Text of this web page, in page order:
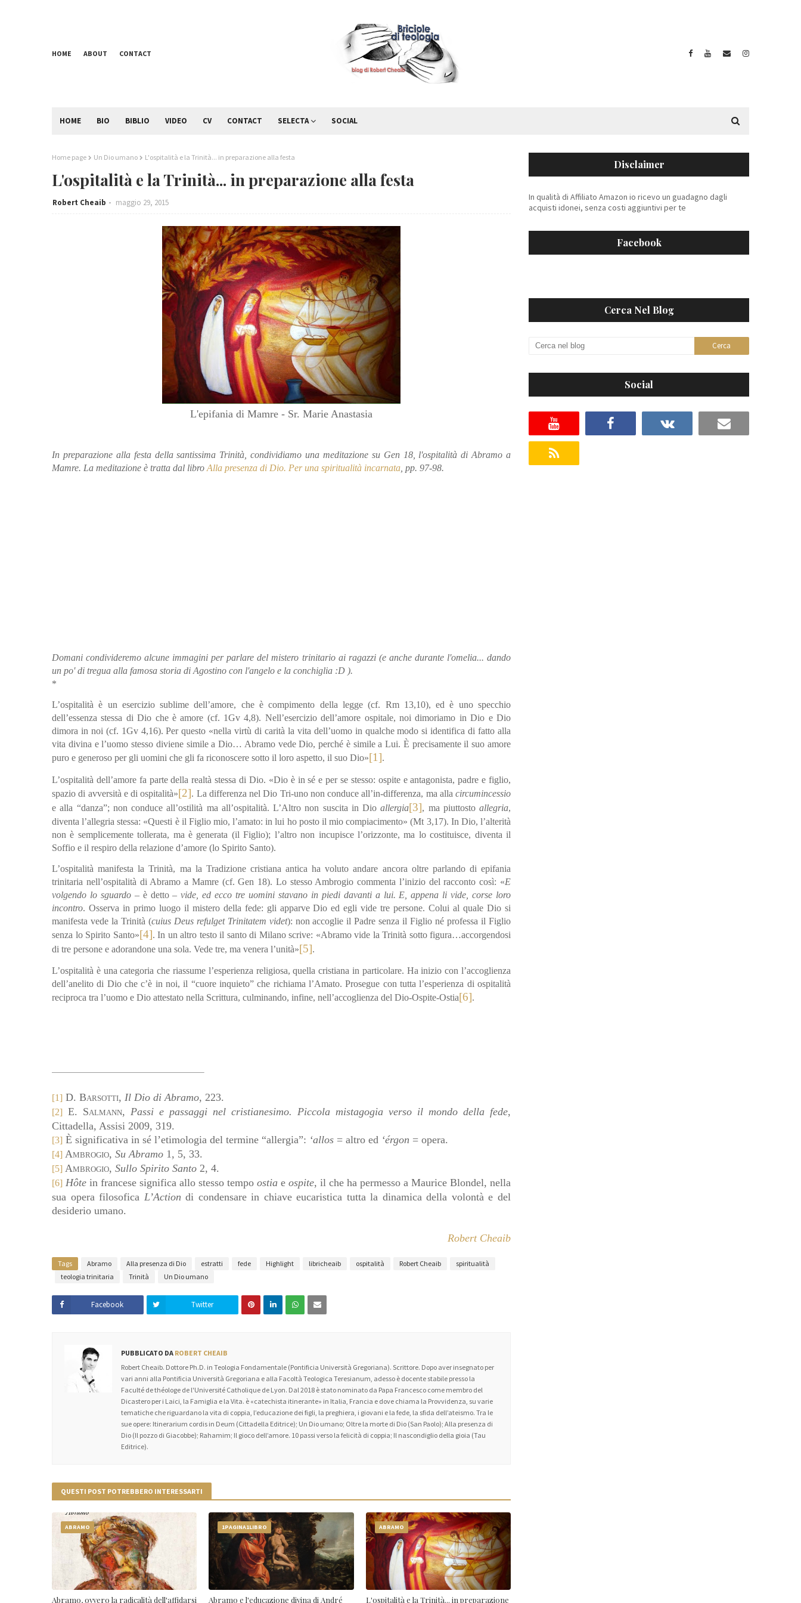
HOME ABOUT CONTACT
HOME BIO BIBLIO VIDEO CV CONTACT SELECTA SOCIAL
Home page Un Dio umano L'ospitalità e la Trinità... in preparazione alla festa
L'ospitalità e la Trinità... in preparazione alla festa
Robert Cheaib maggio 29, 2015
L'epifania di Mamre - Sr. Marie Anastasia
In preparazione alla festa della santissima Trinità, condividiamo una meditazione su Gen 18, l'ospitalità di Abramo a
Mamre. La meditazione è tratta dal libro Alla presenza di Dio. Per una spiritualità incarnata , pp. 97-98.
Domani condivideremo alcune immagini per parlare del mistero trinitario ai ragazzi (e anche durante l'omelia... dando
un po' di tregua alla famosa storia di Agostino con l'angelo e la conchiglia :D ).
*
L’ospitalità è un esercizio sublime dell’amore, che è compimento della legge (cf. Rm 13,10), ed è uno specchio
dell’essenza stessa di Dio che è amore (cf. 1Gv 4,8). Nell’esercizio dell’amore ospitale, noi dimoriamo in Dio e Dio
dimora in noi (cf. 1Gv 4,16). Per questo «nella virtù di carità la vita dell’uomo in qualche modo si identifica di fatto alla
vita divina e l’uomo stesso diviene simile a Dio… Abramo vede Dio, perché è simile a Lui. È precisamente il suo amore
puro e generoso per gli uomini che gli fa riconoscere sotto il loro aspetto, il suo Dio»[1].
L’ospitalità dell’amore fa parte della realtà stessa di Dio. «Dio è in sé e per se stesso: ospite e antagonista, padre e figlio,
spazio di avversità e di ospitalità»[2]. La differenza nel Dio Tri-uno non conduce all’in-differenza, ma alla circumincessio
e alla “danza”; non conduce all’ostilità ma all’ospitalità. L’Altro non suscita in Dioallergia[3], ma piuttosto allegria,
diventa l’allegria stessa: «Questi è il Figlio mio, l’amato: in lui ho posto il mio compiacimento» (Mt 3,17). In Dio, l’alterità
non è semplicemente tollerata, ma è generata (il Figlio); l’altro non incupisce l’orizzonte, ma lo costituisce, diventa il
Soffio e il respiro della relazione d’amore (lo Spirito Santo).
L’ospitalità manifesta la Trinità, ma la Tradizione cristiana antica ha voluto andare ancora oltre parlando di epifania
trinitaria nell’ospitalità di Abramo a Mamre (cf. Gen 18). Lo stesso Ambrogio commenta l’inizio del racconto così: «E
volgendo lo sguardo – è detto – vide, ed ecco tre uomini stavano in piedi davanti a lui. E, appena li vide, corse loro
incontro. Osserva in primo luogo il mistero della fede: gli apparve Dio ed egli vide tre persone. Colui al quale Dio si
manifesta vede la Trinità (cuius Deus refulget Trinitatem videt): non accoglie il Padre senza il Figlio né professa il Figlio
senza lo Spirito Santo»[4]. In un altro testo il santo di Milano scrive: «Abramo vide la Trinità sotto figura…accorgendosi
di tre persone e adorandone una sola. Vede tre, ma venera l’unità»[5].
L’ospitalità è una categoria che riassume l’esperienza religiosa, quella cristiana in particolare. Ha inizio con l’accoglienza
dell’anelito di Dio che c’è in noi, il “cuore inquieto” che richiama l’Amato. Prosegue con tutta l’esperienza di ospitalità
reciproca tra l’uomo e Dio attestato nella Scrittura, culminando, infine, nell’accoglienza del Dio-Ospite-Ostia[6].
[1] D. Barsotti, Il Dio di Abramo, 223.
[2] E. Salmann, Passi e passaggi nel cristianesimo. Piccola mistagogia verso il mondo della fede,
Cittadella, Assisi 2009, 319.
[3] È significativa in sé l’etimologia del termine “allergia”: ‘allos = altro ed ‘érgon = opera.
[4] Ambrogio, Su Abramo 1, 5, 33.
[5] Ambrogio, Sullo Spirito Santo 2, 4.
[6] Hôte in francese significa allo stesso tempo ostia e ospite, il che ha permesso a Maurice Blondel, nella
sua opera filosofica L’Action di condensare in chiave eucaristica tutta la dinamica della volontà e del
desiderio umano.
Robert Cheaib
Tags Abramo Alla presenza di Dio estratti fede Highlight libricheaib ospitalità Robert Cheaib
spiritualità
teologia trinitaria
Trinità Un Dio umano
Facebook Twitter
PUBBLICATO DA ROBERT CHEAIB
Robert Cheaib. Dottore Ph.D. in Teologia Fondamentale (Pontificia Università Gregoriana). Scrittore. Dopo aver insegnato per
vari anni alla Pontificia Università Gregoriana e alla Facoltà Teologica Teresianum, adesso è docente stabile presso la
Faculté de théologe de l'Université Catholique de Lyon. Dal 2018 è stato nominato da Papa Francesco come membro del
Dicastero per i Laici, la Famiglia e la Vita. è «catechista itinerante» in Italia, Francia e dove chiama la Provvidenza, su varie
tematiche che riguardano la vita di coppia, l’educazione dei figli, la preghiera, i giovani e la fede, la sfida dell’ateismo. Tra le
sue opere: Itinerarium cordis in Deum (Cittadella Editrice); Un Dio umano; Oltre la morte di Dio (San Paolo); Alla presenza di
Dio (Il pozzo di Giacobbe); Rahamim; Il gioco dell’amore. 10 passi verso la felicità di coppia; Il nascondiglio della gioia (Tau
Editrice).
QUESTI POST POTREBBERO INTERESSARTI
ABRAMO
Abramo, ovvero la radicalità dell'affidarsi
1PAGINA1LIBRO
Abramo e l'educazione divina di André
ABRAMO
L'ospitalità e la Trinità... in preparazione
Disclaimer
In qualità di Affiliato Amazon io ricevo un guadagno dagli
acquisti idonei, senza costi aggiuntivi per te
Facebook
Cerca Nel Blog
Social